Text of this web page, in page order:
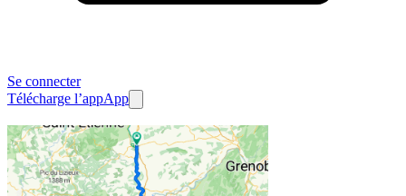
Se connecter
Télécharge l’appApp